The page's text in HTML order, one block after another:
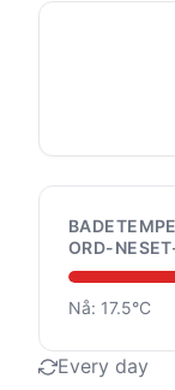
ORD-
Nå: 17.5°C
Every day